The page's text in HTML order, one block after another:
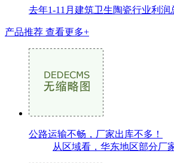
去年1-11月建筑卫生陶瓷行业利润
产品推荐 查看更多+
公路运输不畅，厂家出库不多！
从区域看，华东地区部分厂